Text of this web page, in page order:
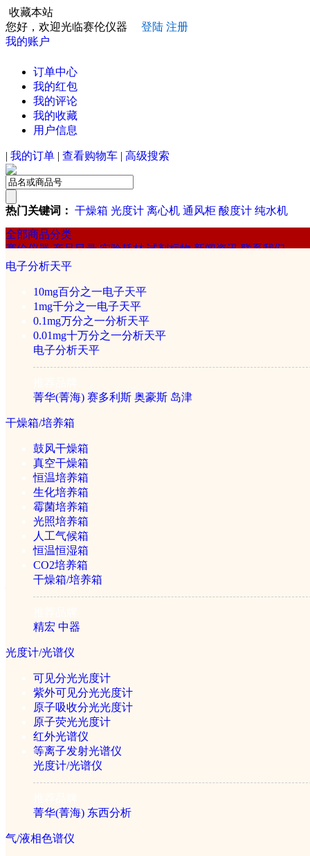
收藏本站
您好，欢迎光临赛伦仪器
登陆 注册
我的账户
订单中心
我的红包
我的评论
我的收藏
用户信息
| 我的订单 | 查看购物车 | 高级搜索
热门关键词： 干燥箱 光度计 离心机 通风柜 酸度计 纯水机
全部商品分类
电子分析天平
10mg百分之一电子天平
1mg千分之一电子天平
0.1mg万分之一分析天平
0.01mg十万分之一分析天平
电子分析天平
菁华(菁海) 赛多利斯 奥豪斯 岛津
干燥箱/培养箱
鼓风干燥箱
真空干燥箱
恒温培养箱
生化培养箱
霉菌培养箱
光照培养箱
人工气候箱
恒温恒湿箱
CO2培养箱
干燥箱/培养箱
精宏 中器
光度计/光谱仪
可见分光光度计
紫外可见分光光度计
原子吸收分光光度计
原子荧光光度计
红外光谱仪
等离子发射光谱仪
光度计/光谱仪
菁华(菁海) 东西分析
气/液相色谱仪
赛伦仪器产品目录 实验耗材 试剂标物 新闻资讯 联系我们
化学分析仪器
电化学分析仪器
电导率仪
电位滴定仪
离子浓度计
水分测定仪
质谱分析仪器
液质联用仪
气质联用仪
热卖推荐
DHS-16A电子卤